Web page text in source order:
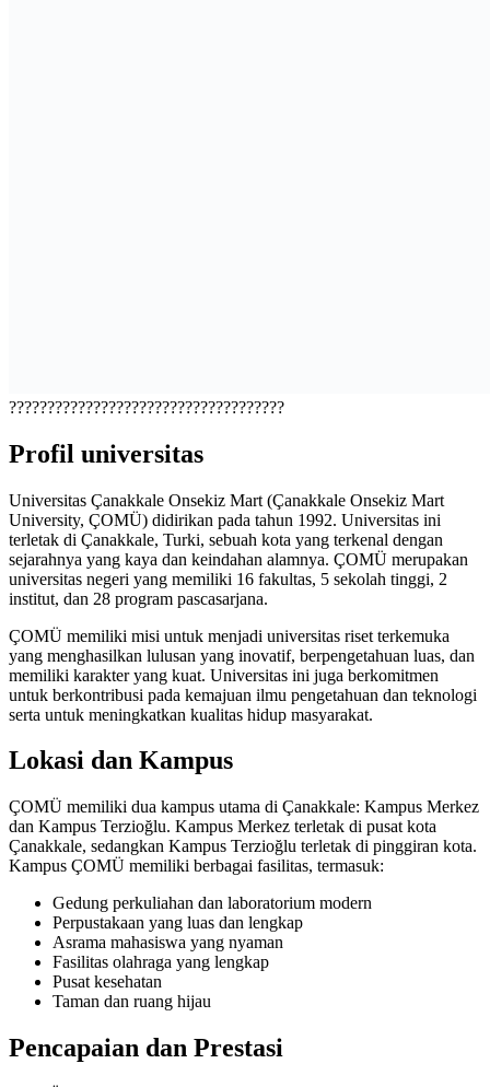
????????????????????????????????????
Profil universitas
Universitas Çanakkale Onsekiz Mart (Çanakkale Onsekiz Mart
University, ÇOMÜ) didirikan pada tahun 1992. Universitas ini
terletak di Çanakkale, Turki, sebuah kota yang terkenal dengan
sejarahnya yang kaya dan keindahan alamnya. ÇOMÜ merupakan
universitas negeri yang memiliki 16 fakultas, 5 sekolah tinggi, 2
institut, dan 28 program pascasarjana.
ÇOMÜ memiliki misi untuk menjadi universitas riset terkemuka
yang menghasilkan lulusan yang inovatif, berpengetahuan luas, dan
memiliki karakter yang kuat. Universitas ini juga berkomitmen
untuk berkontribusi pada kemajuan ilmu pengetahuan dan teknologi
serta untuk meningkatkan kualitas hidup masyarakat.
Lokasi dan Kampus
ÇOMÜ memiliki dua kampus utama di Çanakkale: Kampus Merkez
dan Kampus Terzioğlu. Kampus Merkez terletak di pusat kota
Çanakkale, sedangkan Kampus Terzioğlu terletak di pinggiran kota.
Kampus ÇOMÜ memiliki berbagai fasilitas, termasuk:
Gedung perkuliahan dan laboratorium modern
Perpustakaan yang luas dan lengkap
Asrama mahasiswa yang nyaman
Fasilitas olahraga yang lengkap
Pusat kesehatan
Taman dan ruang hijau
Pencapaian dan Prestasi